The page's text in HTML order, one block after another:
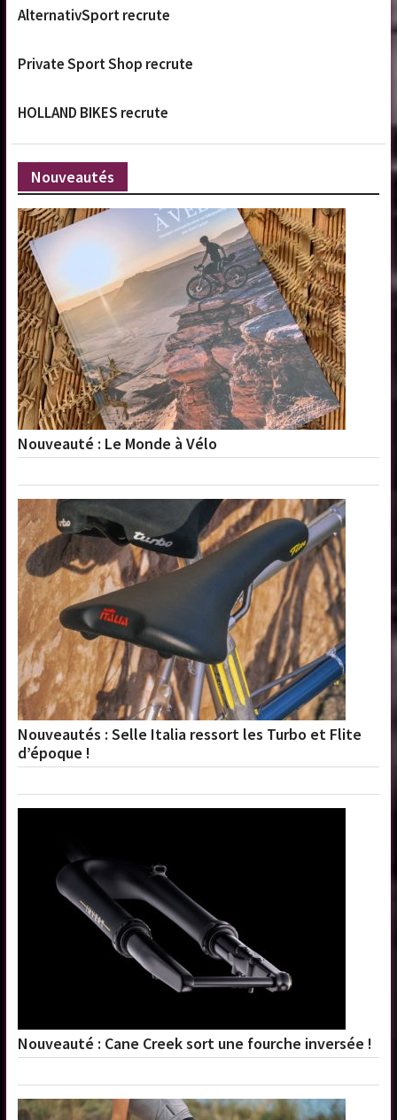
AlternativSport recrute
Private Sport Shop recrute
HOLLAND BIKES recrute
Nouveautés
Nouveauté : Le Monde à Vélo
Nouveautés : Selle Italia ressort les Turbo et Flite
d’époque !
Nouveauté : Cane Creek sort une fourche inversée !